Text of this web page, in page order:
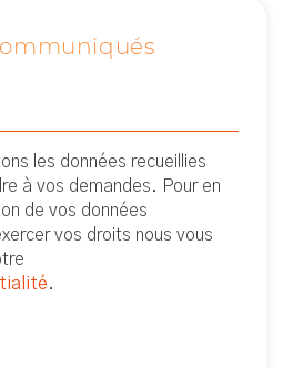
les données recueillies
à vos demandes. Pour en
de vos données
vos droits nous vous
.